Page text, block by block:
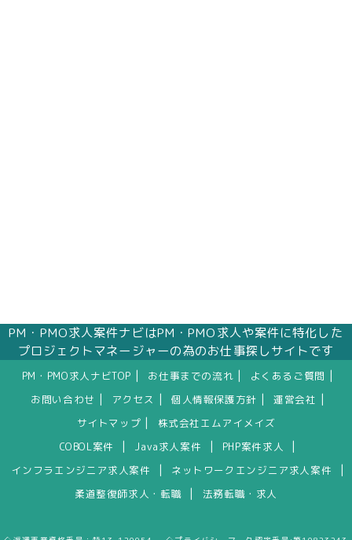
PM・PMO求人案件ナビはPM・PMO求人や案件に特化した
プロジェクトマネージャーの為のお仕事探しサイトです
PM・PMO求人ナビTOP お仕事までの流れ よくあるご質問
お問い合わせ アクセス 個人情報保護方針 運営会社
サイトマップ
株式会社エムアイメイズ
COBOL案件
Java求人案件 PHP案件求人
インフラエンジニア求人案件 ネットワークエンジニア求人案件
柔道整復師求人・転職 法務転職・求人